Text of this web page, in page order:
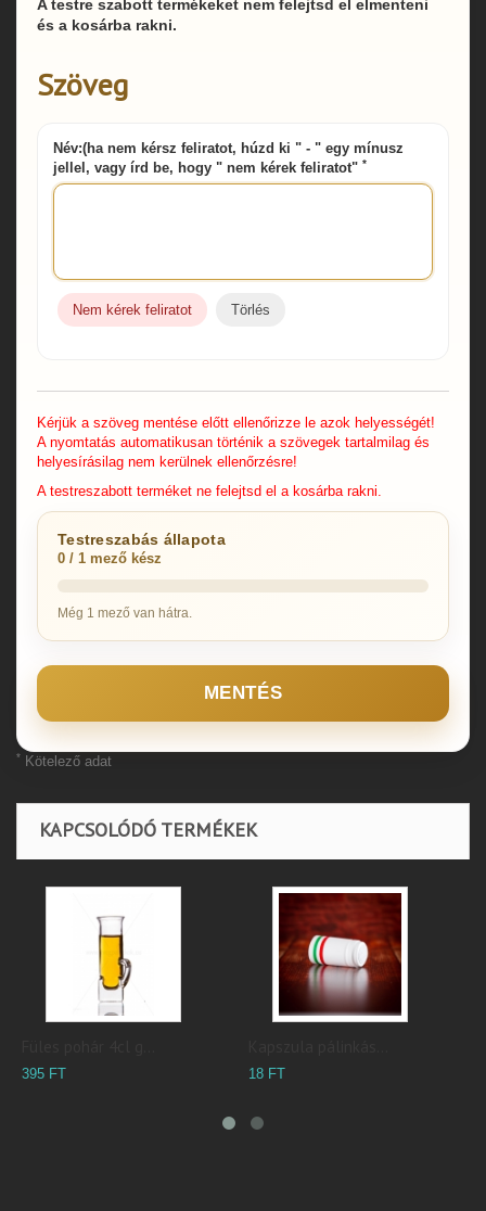
A testre szabott termékeket nem felejtsd el elmenteni
és a kosárba rakni.
Szöveg
Név:(ha nem kérsz feliratot, húzd ki " - " egy mínusz
jellel, vagy írd be, hogy " nem kérek feliratot" *
Nem kérek feliratot Törlés
Kérjük a szöveg mentése előtt ellenőrizze le azok helyességét!
A nyomtatás automatikusan történik a szövegek tartalmilag és
helyesírásilag nem kerülnek ellenőrzésre!
A testreszabott terméket ne felejtsd el a kosárba rakni.
Testreszabás állapota
0 / 1 mező kész
Még 1 mező van hátra.
MENTÉS
* Kötelező adat
KAPCSOLÓDÓ TERMÉKEK
395 FT 18 FT